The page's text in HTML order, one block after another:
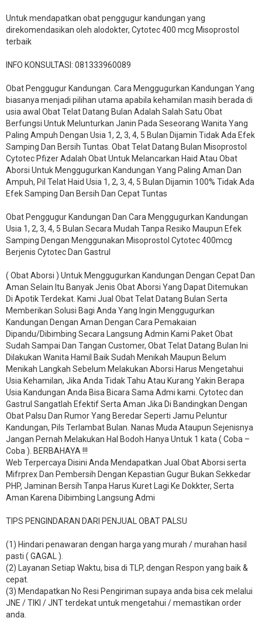
Untuk mendapatkan obat penggugur kandungan yang
direkomendasikan oleh alodokter, Cytotec 400 mcg Misoprostol
terbaik
INFO KONSULTASI: 081333960089
​Obat Penggugur Kandungan. Cara Menggugurkan Kandungan Yang
biasanya menjadi pilihan utama apabila kehamilan masih berada di
usia awal Obat Telat Datang Bulan Adalah Salah Satu Obat
Berfungsi Untuk Melunturkan Janin Pada Seseorang Wanita Yang
Paling Ampuh Dengan Usia 1, 2, 3, 4, 5 Bulan Dijamin Tidak Ada Efek
Samping Dan Bersih Tuntas. Obat Telat Datang Bulan Misoprostol
Cytotec Pfizer Adalah Obat Untuk Melancarkan Haid Atau Obat
Aborsi Untuk Menggugurkan Kandungan Yang Paling Aman Dan
Ampuh, Pil Telat Haid Usia 1, 2, 3, 4, 5 Bulan Dijamin 100% Tidak Ada
Efek Samping Dan Bersih Dan Cepat Tuntas
Obat Penggugur Kandungan Dan Cara Menggugurkan Kandungan
Usia 1, 2, 3, 4, 5 Bulan Secara Mudah Tanpa Resiko Maupun Efek
Samping Dengan Menggunakan Misoprostol Cytotec 400mcg
Berjenis Cytotec Dan Gastrul
( Obat Aborsi ) Untuk Menggugurkan Kandungan Dengan Cepat Dan
Aman Selain Itu Banyak Jenis Obat Aborsi Yang Dapat Ditemukan
Di Apotik Terdekat. Kami Jual Obat Telat Datang Bulan Serta
Memberikan Solusi Bagi Anda Yang Ingin Menggugurkan
Kandungan Dengan Aman Dengan Cara Pemakaian
Dipandu/Dibimbing Secara Langsung Admin Kami Paket Obat
Sudah Sampai Dan Tangan Customer, Obat Telat Datang Bulan Ini
Dilakukan Wanita Hamil Baik Sudah Menikah Maupun Belum
Menikah Langkah Sebelum Melakukan Aborsi Harus Mengetahui
Usia Kehamilan, Jika Anda Tidak Tahu Atau Kurang Yakin Berapa
Usia Kandungan Anda Bisa Bicara Sama Admi kami. Cytotec dan
Gastrul Sangatlah Efektif Serta Aman Jika Di Bandingkan Dengan
Obat Palsu Dan Rumor Yang Beredar Seperti Jamu Peluntur
Kandungan, Pils Terlambat Bulan. Nanas Muda Ataupun Sejenisnya
Jangan Pernah Melakukan Hal Bodoh Hanya Untuk 1 kata ( Coba –
Coba ). BERBAHAYA !!!
Web Terpercaya Disini Anda Mendapatkan Jual Obat Aborsi serta
Mifrprex Dan Pembersih Dengan Kepastian Gugur Bukan Sekkedar
PHP, Jaminan Bersih Tanpa Harus Kuret Lagi Ke Dokkter, Serta
Aman Karena Dibimbing Langsung Admi
TIPS PENGINDARAN DARI PENJUAL OBAT PALSU
(1) Hindari penawaran dengan harga yang murah / murahan hasil
pasti ( GAGAL ).
(2) Layanan Setiap Waktu, bisa di TLP, dengan Respon yang baik &
cepat.
(3) Mendapatkan No Resi Pengiriman supaya anda bisa cek melalui
JNE / TIKI / JNT terdekat untuk mengetahui / memastikan order
anda.